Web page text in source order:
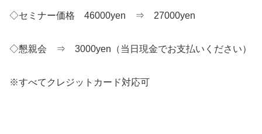
◇セミナー価格 46000yen ⇒ 27000yen
◇懇親会 ⇒ 3000yen（当日現金でお支払いください）
※すべてクレジットカード対応可